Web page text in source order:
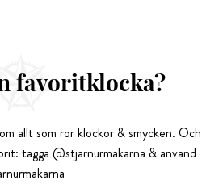
favoritklocka?
allt som rör klockor & smycken. Och
tagga @stjarnurmakarna & använd